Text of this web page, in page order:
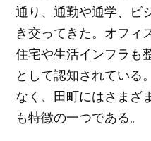
通り、通勤や通学、ビ
き交ってきた。オフィ
住宅や生活インフラも
として認知されている
なく、田町にはさまざ
も特徴の一つである。